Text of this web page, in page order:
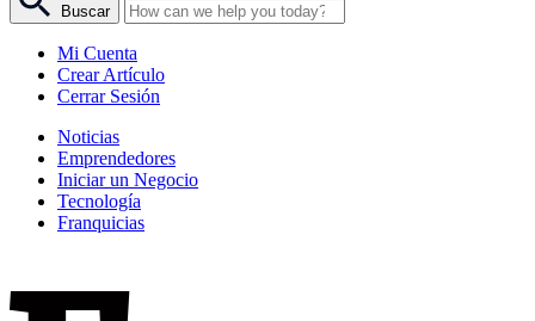
Buscar
Mi Cuenta
Crear Artículo
Cerrar Sesión
Noticias
Emprendedores
Iniciar un Negocio
Tecnología
Franquicias